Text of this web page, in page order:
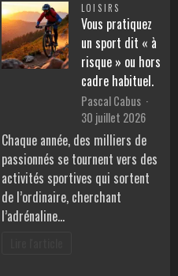
LOISIRS
Vous pratiquez
un sport dit « à
risque » ou hors
cadre habituel.
Pascal Cabus
30 juillet 2026
Chaque année, des milliers de
passionnés se tournent vers des
activités sportives qui sortent
de l’ordinaire, cherchant
l’adrénaline…